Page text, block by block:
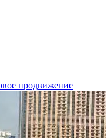
продвижение